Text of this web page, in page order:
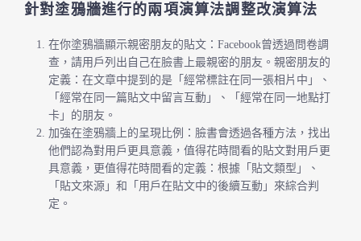
針對塗鴉牆進行的兩項演算法調整改演算法
在你塗鴉牆顯示親密朋友的貼文：Facebook曾透過問卷調
查，請用戶列出自己在臉書上最親密的朋友。親密朋友的
定義：在文章中提到的是「經常標註在同一張相片中」、
「經常在同一篇貼文中留言互動」、「經常在同一地點打
卡」的朋友。
加強在塗鴉牆上的呈現比例：臉書會透過各種方法，找出
他們認為對用戶更具意義，值得花時間看的貼文對用戶更
具意義，更值得花時間看的定義：根據「貼文類型」、
「貼文來源」和「用戶在貼文中的後續互動」來綜合判
定。